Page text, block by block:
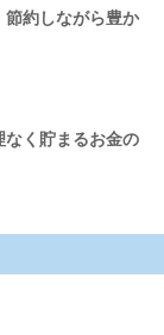
節約しながら豊か
なく貯まるお金の